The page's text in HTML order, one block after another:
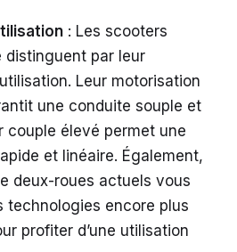
: Les scooters
distinguent par leur
Leur motorisation
une conduite souple et
couple élevé permet une
et linéaire. Également,
deux-roues actuels vous
technologies encore plus
profiter d’une utilisation